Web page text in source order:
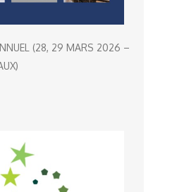
(28, 29 MARS 2026 –